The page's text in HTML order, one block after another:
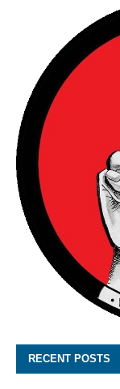
RECENT POSTS